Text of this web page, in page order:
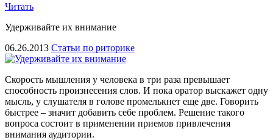
Читать
Удерживайте их внимание
06.26.2013 Статьи по риторике
Скорость мышления у человека в три раза превышает
способность произнесения слов. И пока оратор выскажет одну
мысль, у слушателя в голове промелькнет еще две. Говорить
быстрее – значит добавить себе проблем. Решение такого
вопроса состоит в применении приемов привлечения
внимания аудитории.